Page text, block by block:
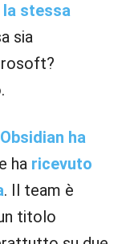
la stessa
sia
Obsidian ha
ha ricevuto
. Il team è
titolo